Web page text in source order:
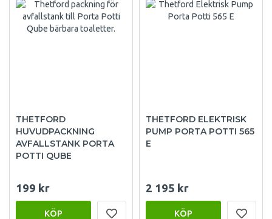
THETFORD
HUVUDPACKNING
AVFALLSTANK PORTA
POTTI QUBE
199 kr
KÖP
THETFORD ELEKTRISK
PUMP PORTA POTTI 565
E
2 195 kr
KÖP